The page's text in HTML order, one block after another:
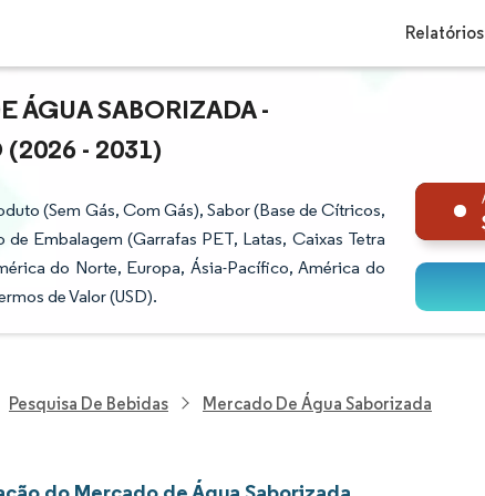
Relatórios
ÁGUA SABORIZADA -
(2026 - 2031)
(Sem Gás, Com Gás), Sabor (Base de Cítricos,
Embalagem (Garrafas PET, Latas, Caixas Tetra
do Norte, Europa, Ásia-Pacífico, América do
de Valor (USD).
Pesquisa De Bebidas Mercado De Água Saborizada